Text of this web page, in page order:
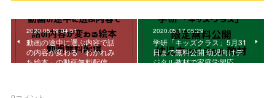
2020.05.19 04:51
動画の途中に選ぶ内容で話
の内容が変わる「わかれみ
ち絵本」の動画無料配信
2020.05.17 05:29
学研「キッズクラス」5月31
日まで無料公開 幼児向けデ
ジタル教材で家庭学習応…